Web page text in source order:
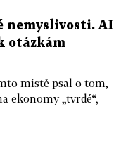
nemyslivosti. AI
otázkám
místě psal o tom,
ekonomy „tvrdé“,